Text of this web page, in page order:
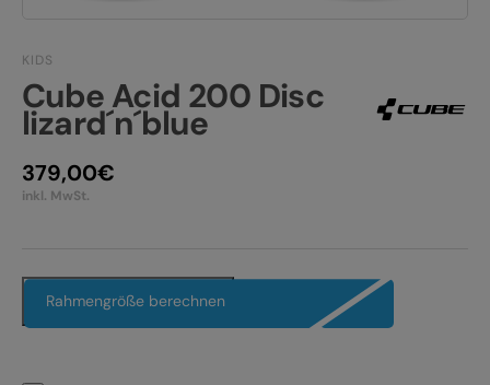
E-BIKE HARDTAIL
E-BIKE TOUR
KONTAKT
PRODUKTRÜCKRUFE
KIDS
Cube Acid 200 Disc
lizard´n´blue
379,00€
inkl. MwSt.
Rahmengröße berechnen